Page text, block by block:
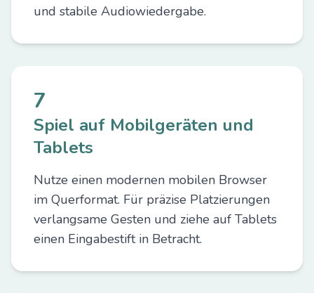
und stabile Audiowiedergabe.
7
Spiel auf Mobilgeräten und
Tablets
Nutze einen modernen mobilen Browser
im Querformat. Für präzise Platzierungen
verlangsame Gesten und ziehe auf Tablets
einen Eingabestift in Betracht.